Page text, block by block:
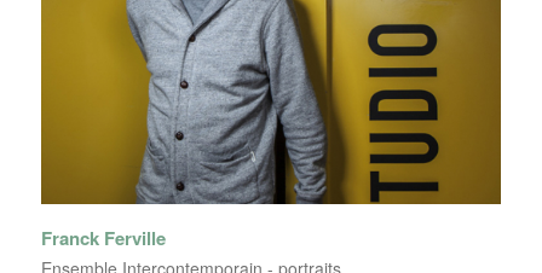
Franck Ferville